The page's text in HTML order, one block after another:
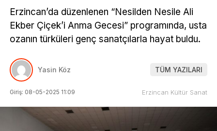
Erzincan’da düzenlenen “Nesilden Nesile Ali
Ekber Çiçek’i Anma Gecesi” programında, usta
ozanın türküleri genç sanatçılarla hayat buldu.
Yasin Köz TÜM YAZILARI
Giriş: 08-05-2025 11:09 Erzincan Kültür Sanat